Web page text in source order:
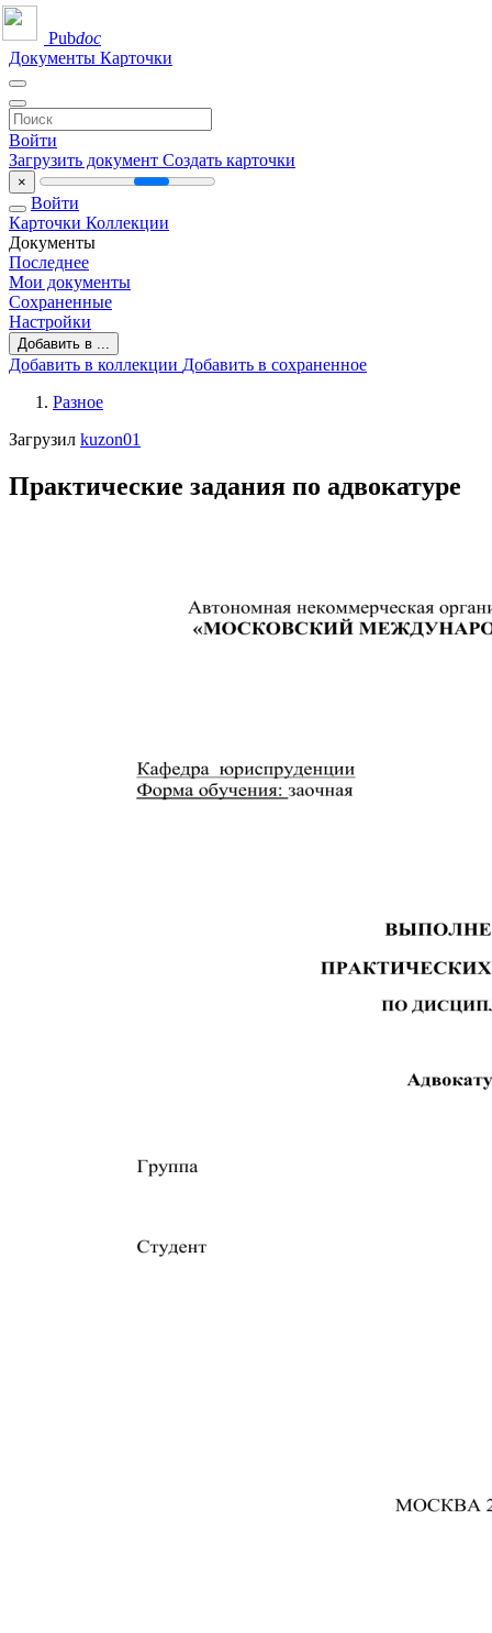
Pubdoc
Документы Карточки
Войти
Загрузить документ Создать карточки
×
Войти
Карточки Коллекции
Документы
Последнее
Мои документы
Сохраненные
Настройки
Добавить в ...
Добавить в коллекции Добавить в сохраненное
Разное
Загрузил kuzon01
Практические задания по адвокатуре